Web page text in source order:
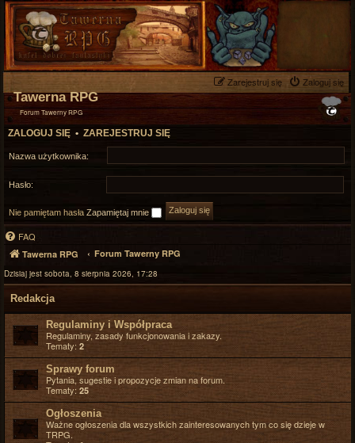
Zaloguj się
Zarejestruj się
Tawerna RPG
Forum Tawerny RPG
ZALOGUJ SIĘ • ZAREJESTRUJ SIĘ
Nazwa użytkownika:
Hasło:
Nie pamiętam hasła Zapamiętaj mnie
FAQ
Tawerna RPG Forum Tawerny RPG
Dzisiaj jest sobota, 8 sierpnia 2026, 17:28
Redakcja
Regulaminy i Współpraca
Regulaminy, zasady funkcjonowania i zakazy.
Tematy: 2
Sprawy forum
Pytania, sugestie i propozycje zmian na forum.
Tematy:25
Ogłoszenia
Ważne ogłoszenia dla wszystkich zainteresowanych tym co się dzieje w
TRPG.